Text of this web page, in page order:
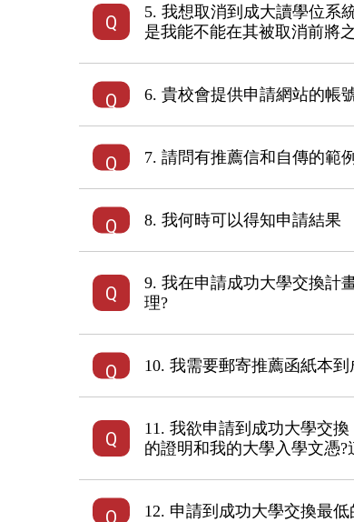
5. 我想取消到成大讀學位系
是我能不能在其被取消前將
6. 貴校會提供申請網站的帳
7. 請問有推薦信和自傳的範
8. 我何時可以得知申請結果
9. 我在申請成功大學交換計
理?
10. 我需要郵寄推薦函紙本
11. 我欲申請到成功大學交
的證明和我的大學入學文憑?
12. 申請到成功大學交換最